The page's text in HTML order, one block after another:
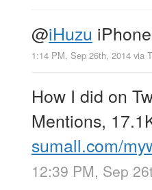
@iHuzu
1:14 PM, Sep 26th, 2014 via
How I did on
Mentions,
sumall.com/
12:39 PM, Sep